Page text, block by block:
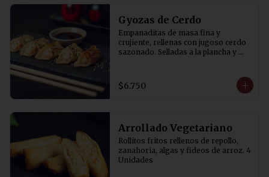
Gyozas de Cerdo
Empanaditas de masa fina y
crujiente, rellenas con jugoso cerdo
sazonado. Selladas a la plancha y
Acompañadas de salsa de soya con
un toque de vinagre. 5 Unidades
$6.750
Arrollado Vegetariano
Rollitos fritos rellenos de repollo,
zanahoria, algas y fideos de arroz. 4
Unidades